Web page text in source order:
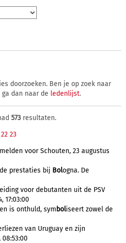
doorzoeken. Ben je op zoek naar
dan naar de ledenlijst.
573 resultaten.
22 23
voor Schouten, 23 augustus
prestaties bij Bologna. De
voor debutanten uit de PSV
17:03:00
is onthuld, sym boliseert zowel de
van Uruguay en zijn